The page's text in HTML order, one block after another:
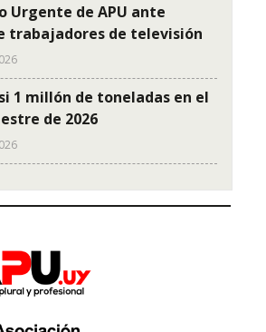
Urgente de APU ante
trabajadores de televisión
1 millón de toneladas en el
de 2026